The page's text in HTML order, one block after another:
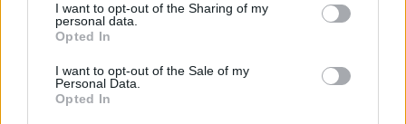
I want to opt-out of the Sharing of my
personal data.
Opted In
I want to opt-out of the Sale of my
Personal Data.
Opted In